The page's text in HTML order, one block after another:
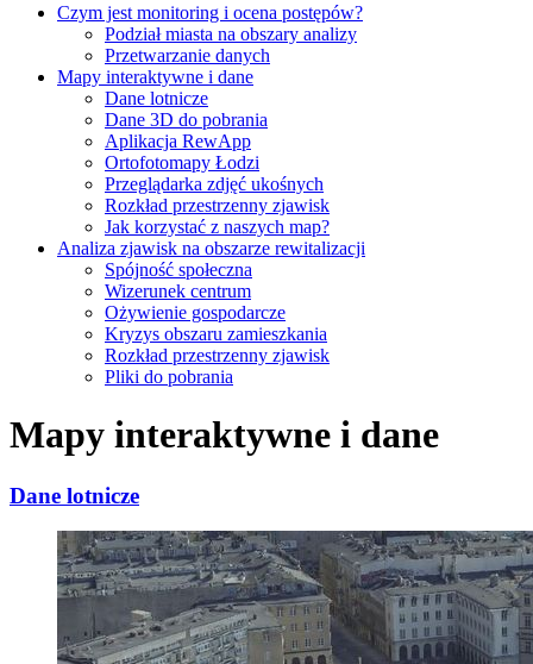
Czym jest monitoring i ocena postępów?
Podział miasta na obszary analizy
Przetwarzanie danych
Mapy interaktywne i dane
Dane lotnicze
Dane 3D do pobrania
Aplikacja RewApp
Ortofotomapy Łodzi
Przeglądarka zdjęć ukośnych
Rozkład przestrzenny zjawisk
Jak korzystać z naszych map?
Analiza zjawisk na obszarze rewitalizacji
Spójność społeczna
Wizerunek centrum
Ożywienie gospodarcze
Kryzys obszaru zamieszkania
Rozkład przestrzenny zjawisk
Pliki do pobrania
Mapy interaktywne i dane
Dane lotnicze